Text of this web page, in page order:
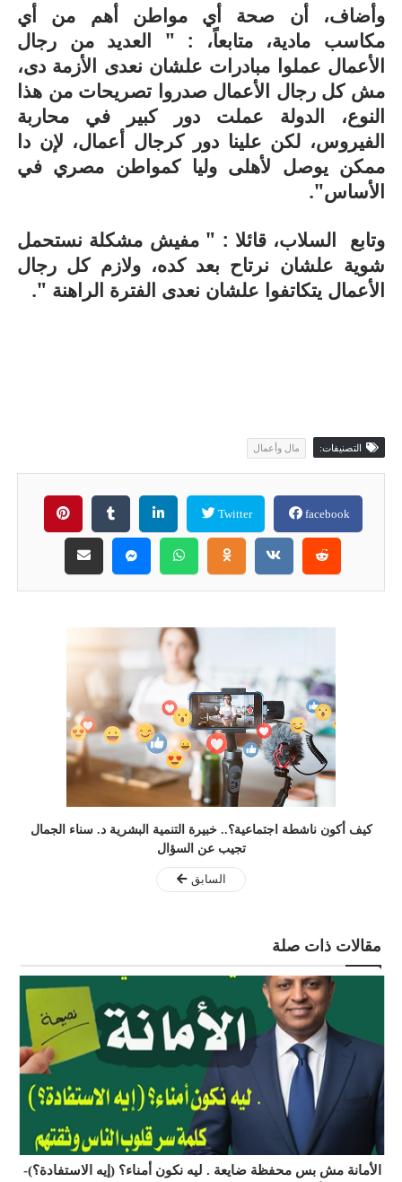
وأضاف، أن صحة أي مواطن أهم من أي
مكاسب مادية، متابعاً، : " العديد من رجال
الأعمال عملوا مبادرات علشان نعدى الأزمة دى،
مش كل رجال الأعمال صدروا تصريحات من هذا
النوع، الدولة عملت دور كبير في محاربة
الفيروس، لكن علينا دور كرجال أعمال، لإن دا
ممكن يوصل لأهلى وليا كمواطن مصري في
الأساس".
وتابع السلاب، قائلا : " مفيش مشكلة نستحمل
شوية علشان نرتاح بعد كده، ولازم كل رجال
الأعمال يتكاتفوا علشان نعدى الفترة الراهنة ".
التصنيفات: مال وأعمال
facebook
Twitter
كيف أكون ناشطة اجتماعية؟.. خبيرة التنمية البشرية د. سناء الجمال
تجيب عن السؤال
السابق
مقالات ذات صلة
الأمانة مش بس محفظة ضايعة . ليه نكون أمناء؟ (إيه الاستفادة؟)-